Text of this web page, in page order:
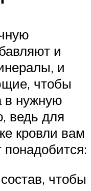
и
и
чтобы
в нужную
ведь для
кровли вам
чтобы